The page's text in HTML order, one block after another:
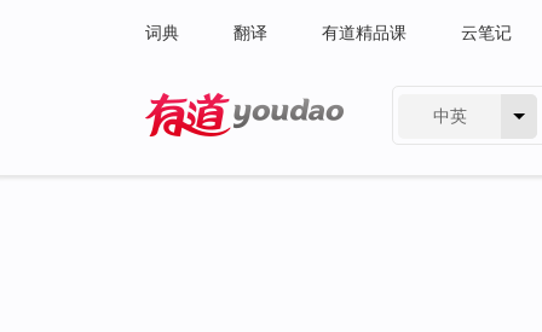
词典 翻译 有道精品课 云笔记
中英